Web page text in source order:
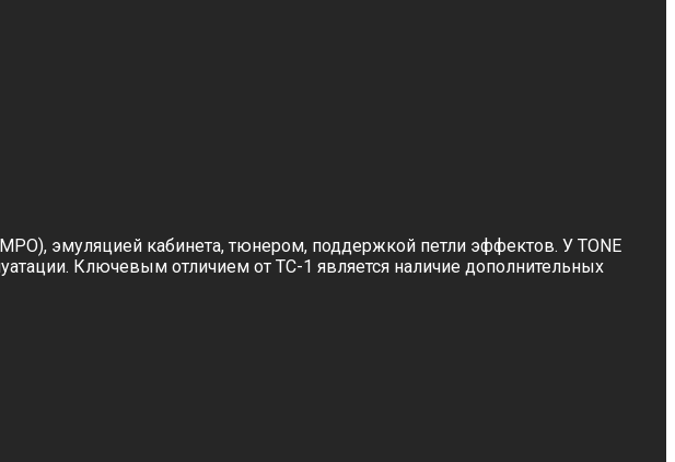
эмуляцией кабинета, тюнером, поддержкой петли эффектов. У TONE
Ключевым отличием от TC-1 является наличие дополнительных